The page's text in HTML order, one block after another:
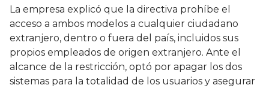
La empresa explicó que la directiva prohíbe el
acceso a ambos modelos a cualquier ciudadano
extranjero, dentro o fuera del país, incluidos sus
propios empleados de origen extranjero. Ante el
alcance de la restricción, optó por apagar los dos
sistemas para la totalidad de los usuarios y asegurar